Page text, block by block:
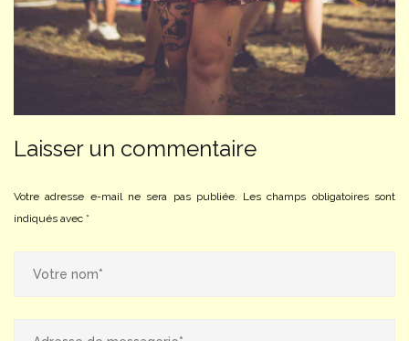
Laisser un commentaire
Votre adresse e-mail ne sera pas publiée. Les champs obligatoires sont
indiqués avec *